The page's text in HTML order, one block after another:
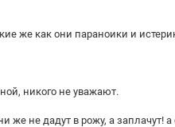
же как они параноики и
никого не уважают.
не дадут в рожу, а заплачут!